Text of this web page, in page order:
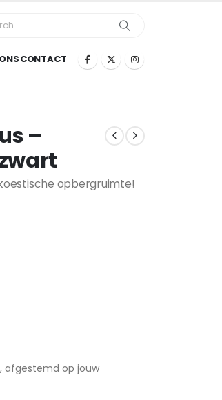
CONTACT
–
opbergruimte!
afgestemd op jouw